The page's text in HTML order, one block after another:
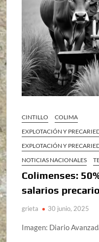
CINTILLO
COLIMA
EXPLOTACIÓN Y
EXPLOTACIÓN Y
NOTICIAS NACIONALES
Colimenses:
salarios
grieta 30 junio, 2025
Imagen: Diario